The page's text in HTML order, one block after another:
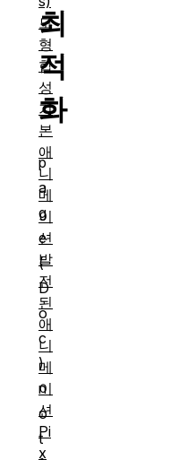
최
적
화
p
a
g
e
(
D
o
c
)
n
o
t
도
형
합
성
기
본
애
니
메
이
션
발
전
된
애
니
메
이
션
Pi
x